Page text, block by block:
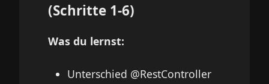
(Schritte 1-6)
Was du lernst:
Unterschied @RestController